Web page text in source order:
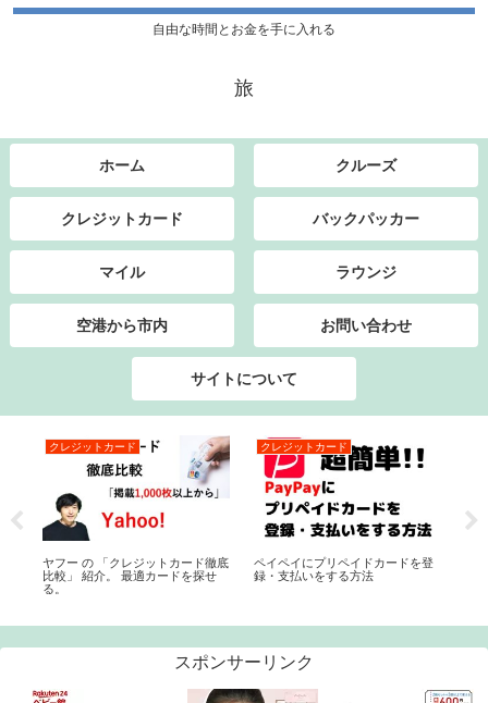
自由な時間とお金を手に入れる
旅
ホーム クルーズ
クレジットカード バックパッカー
マイル ラウンジ
空港から市内 お問い合わせ
サイトについて
クレジットカード
ヤフー の 「クレジットカード徹底
比較」 紹介。 最適カードを探せ
る。
クレジットカード
ペイペイにプリペイドカードを登
録・支払いをする方法
スポンサーリンク